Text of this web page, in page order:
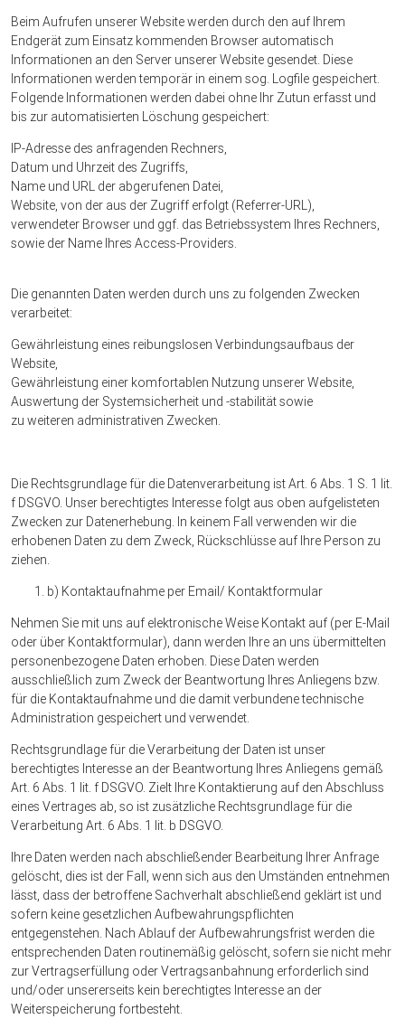
Beim Aufrufen unserer Website werden durch den auf Ihrem
Endgerät zum Einsatz kommenden Browser automatisch
Informationen an den Server unserer Website gesendet. Diese
Informationen werden temporär in einem sog. Logfile gespeichert.
Folgende Informationen werden dabei ohne Ihr Zutun erfasst und
bis zur automatisierten Löschung gespeichert:
IP-Adresse des anfragenden Rechners,
Datum und Uhrzeit des Zugriffs,
Name und URL der abgerufenen Datei,
Website, von der aus der Zugriff erfolgt (Referrer-URL),
verwendeter Browser und ggf. das Betriebssystem Ihres Rechners,
sowie der Name Ihres Access-Providers.
Die genannten Daten werden durch uns zu folgenden Zwecken
verarbeitet:
Gewährleistung eines reibungslosen Verbindungsaufbaus der
Website,
Gewährleistung einer komfortablen Nutzung unserer Website,
Auswertung der Systemsicherheit und -stabilität sowie
zu weiteren administrativen Zwecken.
Die Rechtsgrundlage für die Datenverarbeitung ist Art. 6 Abs. 1 S. 1 lit.
f DSGVO. Unser berechtigtes Interesse folgt aus oben aufgelisteten
Zwecken zur Datenerhebung. In keinem Fall verwenden wir die
erhobenen Daten zu dem Zweck, Rückschlüsse auf Ihre Person zu
ziehen.
b) Kontaktaufnahme per Email/ Kontaktformular
Nehmen Sie mit uns auf elektronische Weise Kontakt auf (per E-Mail
oder über Kontaktformular), dann werden Ihre an uns übermittelten
personenbezogene Daten erhoben. Diese Daten werden
ausschließlich zum Zweck der Beantwortung Ihres Anliegens bzw.
für die Kontaktaufnahme und die damit verbundene technische
Administration gespeichert und verwendet.
Rechtsgrundlage für die Verarbeitung der Daten ist unser
berechtigtes Interesse an der Beantwortung Ihres Anliegens gemäß
Art. 6 Abs. 1 lit. f DSGVO. Zielt Ihre Kontaktierung auf den Abschluss
eines Vertrages ab, so ist zusätzliche Rechtsgrundlage für die
Verarbeitung Art. 6 Abs. 1 lit. b DSGVO.
Ihre Daten werden nach abschließender Bearbeitung Ihrer Anfrage
gelöscht, dies ist der Fall, wenn sich aus den Umständen entnehmen
lässt, dass der betroffene Sachverhalt abschließend geklärt ist und
sofern keine gesetzlichen Aufbewahrungspflichten
entgegenstehen. Nach Ablauf der Aufbewahrungsfrist werden die
entsprechenden Daten routinemäßig gelöscht, sofern sie nicht mehr
zur Vertragserfüllung oder Vertragsanbahnung erforderlich sind
und/oder unsererseits kein berechtigtes Interesse an der
Weiterspeicherung fortbesteht.